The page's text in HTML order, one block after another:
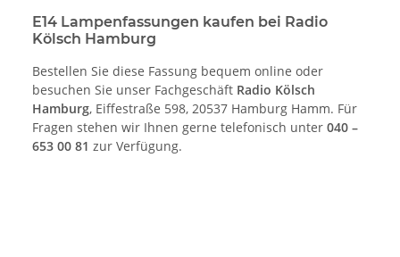
E14 Lampenfassungen kaufen bei Radio
Kölsch Hamburg
Bestellen Sie diese Fassung bequem online oder
besuchen Sie unser Fachgeschäft Radio Kölsch
Hamburg, Eiffestraße 598, 20537 Hamburg Hamm. Für
Fragen stehen wir Ihnen gerne telefonisch unter 040 –
653 00 81 zur Verfügung.